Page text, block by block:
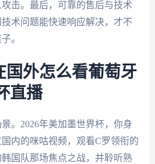
击。最后，可靠的售后与技术
术问题能快速响应解决，才不
。
国外怎么看葡萄牙
直播
。2026年美加墨世界杯，你身
内的咪咕视频，观看C罗领衔的
国队那场焦点之战，并聆听熟